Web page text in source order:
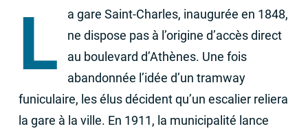
L
a gare Saint-Charles, inaugurée en 1848,
ne dispose pas à l’origine d’accès direct
au boulevard d’Athènes. Une fois
abandonnée l’idée d’un tramway
funiculaire, les élus décident qu’un escalier reliera
la gare à la ville. En 1911, la municipalité lance